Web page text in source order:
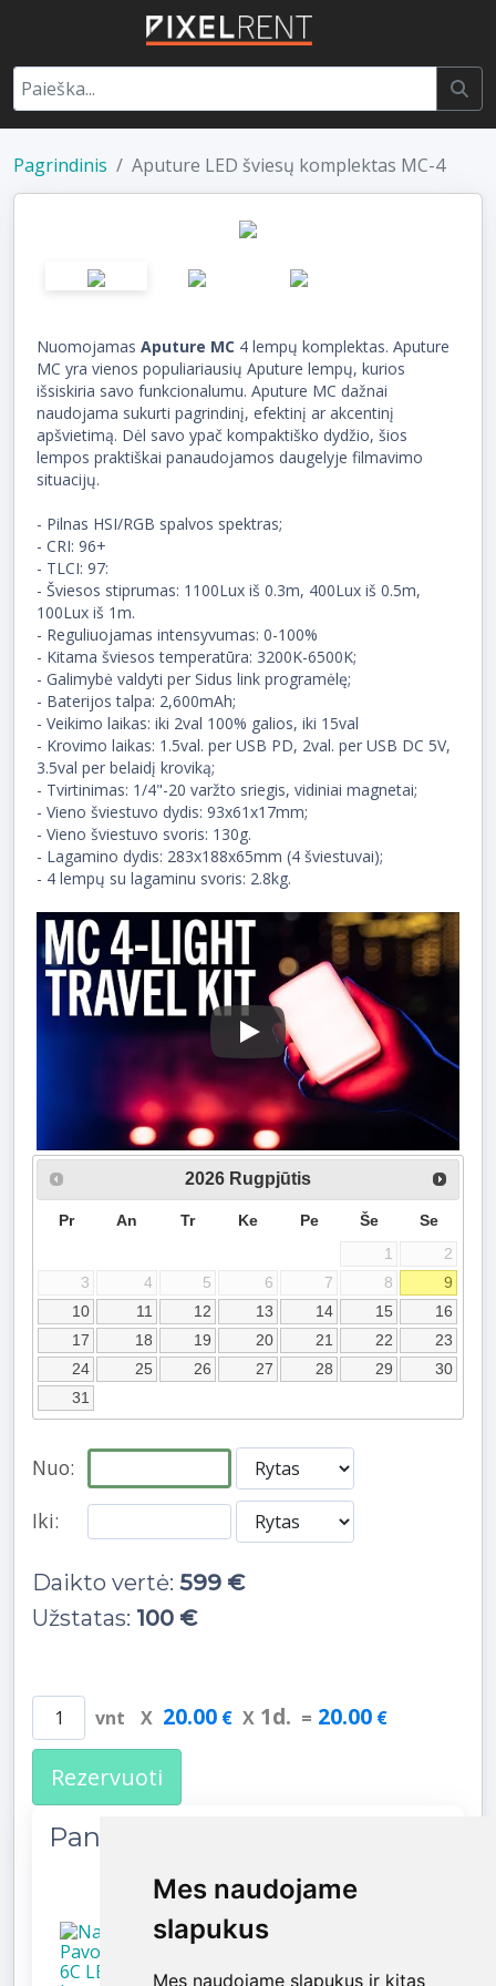
Mes naudojame
slapukus
Mes naudojame slapukus ir kitas
Mes naudojame
slapukus
Mes naudojame slapukus ir kitas
Pagrindinis Aputure LED šviesų komplektas MC-4
Nuomojamas Aputure MC 4 lempų komplektas. Aputure
MC yra vienos populiariausių Aputure lempų, kurios
išsiskiria savo funkcionalumu. Aputure MC dažnai
naudojama sukurti pagrindinį, efektinį ar akcentinį
apšvietimą. Dėl savo ypač kompaktiško dydžio, šios
lempos praktiškai panaudojamos daugelyje filmavimo
situacijų.
- Pilnas HSI/RGB spalvos spektras;
- CRI: 96+
- TLCI: 97:
- Šviesos stiprumas: 1100Lux iš 0.3m, 400Lux iš 0.5m,
100Lux iš 1m.
- Reguliuojamas intensyvumas: 0-100%
- Kitama šviesos temperatūra: 3200K-6500K;
- Galimybė valdyti per Sidus link programėlę;
- Baterijos talpa: 2,600mAh;
- Veikimo laikas: iki 2val 100% galios, iki 15val
- Krovimo laikas: 1.5val. per USB PD, 2val. per USB DC 5V,
3.5val per belaidį kroviką;
- Tvirtinimas: 1/4"-20 varžto sriegis, vidiniai magnetai;
- Vieno šviestuvo dydis: 93x61x17mm;
- Vieno šviestuvo svoris: 130g.
- Lagamino dydis: 283x188x65mm (4 šviestuvai);
- 4 lempų su lagaminu svoris: 2.8kg.
Play
2026 Rugpjūtis
Pr An Tr Ke Pe Še
Se
1
2
3
4 5 6 7 8
9
10
11 12 13 14 15
16
17
18 19 20 21 22
23
24
25 26 27 28 29
30
31
Nuo:
Iki:
Daikto vertė: 599 €
Užstatas: 100 €
vnt X 20.00 € X 1d. = 20.00 €
Rezervuoti
Panašios prekės